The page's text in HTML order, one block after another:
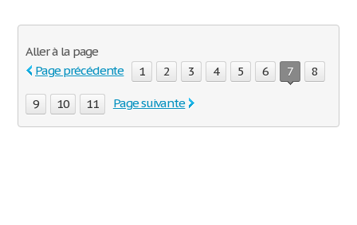
Aller à la page
Page précédente
1 2 3 4 5 6 7 8
9 10 11 Page suivante